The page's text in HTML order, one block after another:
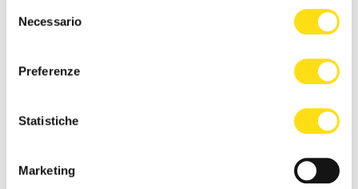
delNecessario
Preferenze
Statistiche
Marketing
Trieste, estate di cantieri
concentrati quando gli [...]
Trieste Trasporti supera il